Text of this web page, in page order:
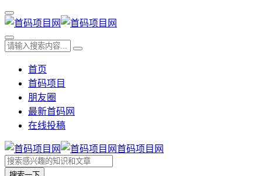
首页
首码项目
朋友圈
最新首码网
在线投稿
首码项目网